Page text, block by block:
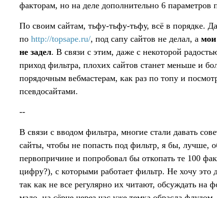
факторам, но на деле дополнительно 6 параметров
По своим сайтам, тьфу-тьфу-тьфу, всё в порядке.
по http://topsape.ru/, под сапу сайтов не делал, а
не задел. В связи с этим, даже с некоторой
приход фильтра, плохих сайтов станет меньше и
порядочным вебмастерам, как раз по топу и
псевдосайтами.
--
В связи с вводом фильтра, многие стали давать
сайты, чтобы не попасть под фильтр, я бы, лучше,
первопричине и попробовал бы откопать те 100
цифру?), с которыми работает фильтр. Не хочу это
так как не все регулярно их читают, обсуждать на